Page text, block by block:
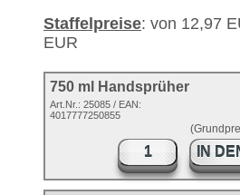
Staffelpreise: von 12,97
EUR
750 ml Handsprüher
Art.Nr.: 25085 / EAN:
4017777250855
IN